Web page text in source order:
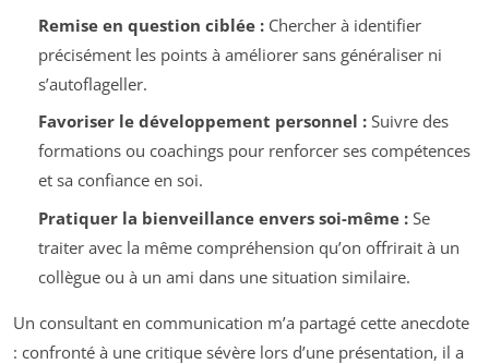
Remise en question ciblée :Chercher à identifier
précisément les points à améliorer sans généraliser ni
s’autoflageller.
Favoriser le développement personnel :Suivre des
formations ou coachings pour renforcer ses compétences
et sa confiance en soi.
Pratiquer la bienveillance envers soi-même :Se
traiter avec la même compréhension qu’on offrirait à un
collègue ou à un ami dans une situation similaire.
Un consultant en communication m’a partagé cette anecdote
: confronté à une critique sévère lors d’une présentation, il a